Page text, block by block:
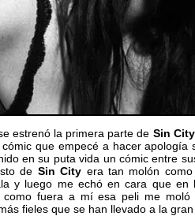
estrenó la primera parte de Sin
que empecé a hacer
en su puta vida un cómic entre
de Sin City era tan molón
y luego me echó en cara que
como fuera a mí esa peli me
fieles que se han llevado a la